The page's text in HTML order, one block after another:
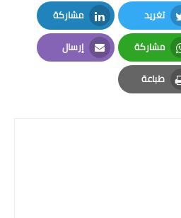
المرحلة الاعدادية
ملازم دراسية
المرحلة الابتدائية
تغريد
Twitter
مشاركة
LinkedIn
مشاركة
Whatsapp
إرسال
Email
طباعة
Print